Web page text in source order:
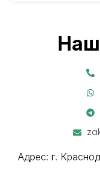
Адрес: г.